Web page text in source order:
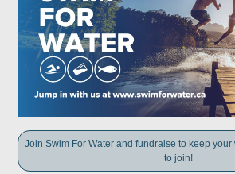
Join Swim For Water and fundraise to keep
to join!